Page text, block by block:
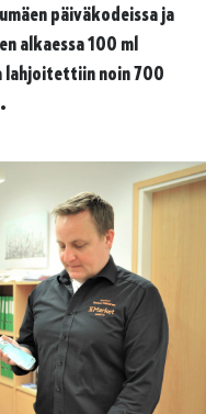
päiväkodeissa ja
alkaessa 100 ml
lahjoitettiin noin 700